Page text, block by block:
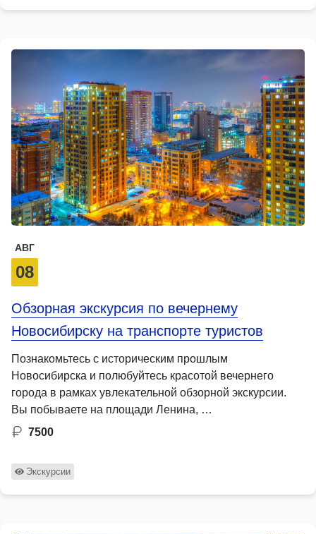
АВГ
08
Обзорная экскурсия по вечернему
Новосибирску на транспорте туристов
Познакомьтесь с историческим прошлым
Новосибирска и полюбуйтесь красотой вечернего
города в рамках увлекательной обзорной экскурсии.
Вы побываете на площади Ленина, …
7500
Экскурсии